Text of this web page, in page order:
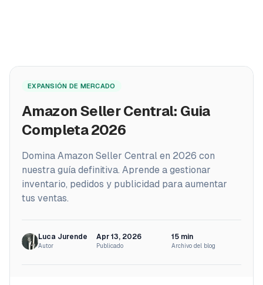
ProfitPath
arbitraje
ProfitGo
ProfitDesk SOON
Gestiona toda tu operación Amazon FBA en un solo
lugar
Academia
🇪🇸
Home
EXPANSIÓN DE MERCADO
Amazon Seller Central: Guia
Completa 2026
Domina Amazon Seller Central en 2026 con
nuestra guía definitiva. Aprende a gestionar
inventario, pedidos y publicidad para aumentar
tus ventas.
Luca Jurende
Autor
Apr 13, 2026
Publicado
15min
Archivo del blog